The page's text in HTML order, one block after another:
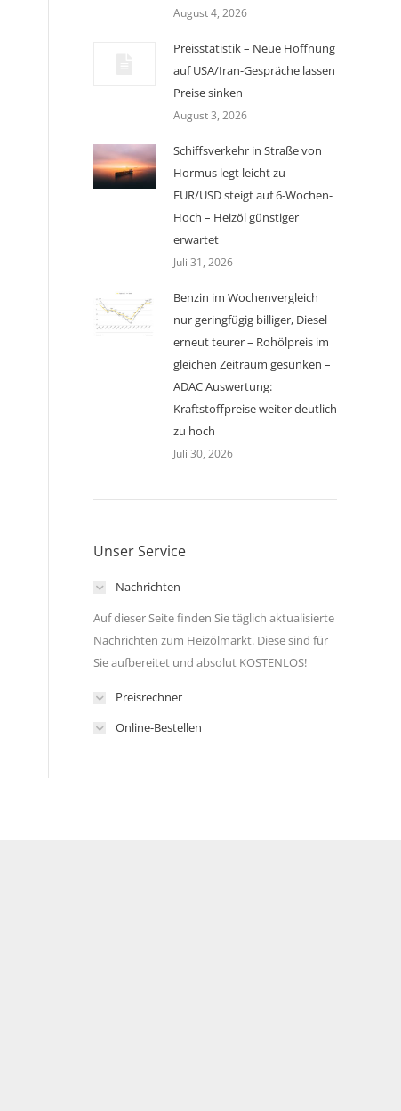
August 4, 2026
Preisstatistik – Neue Hoffnung
auf USA/Iran-Gespräche lassen
Preise sinken
August 3, 2026
Schiffsverkehr in Straße von
Hormus legt leicht zu –
EUR/USD steigt auf 6-Wochen-
Hoch – Heizöl günstiger
erwartet
Juli 31, 2026
Benzin im Wochenvergleich
nur geringfügig billiger, Diesel
erneut teurer – Rohölpreis im
gleichen Zeitraum gesunken –
ADAC Auswertung:
Kraftstoffpreise weiter deutlich
zu hoch
Juli 30, 2026
Unser Service
Nachrichten
Auf dieser Seite finden Sie täglich aktualisierte
Nachrichten zum Heizölmarkt. Diese sind für
Sie aufbereitet und absolut KOSTENLOS!
Preisrechner
Online-Bestellen